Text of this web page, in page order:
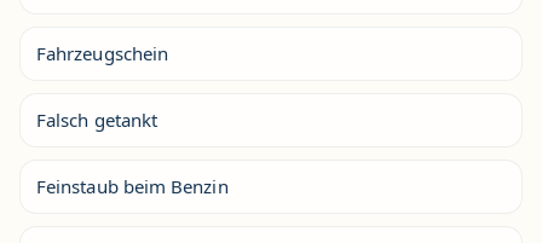
Fahrzeugschein
Falsch getankt
Feinstaub beim Benzin